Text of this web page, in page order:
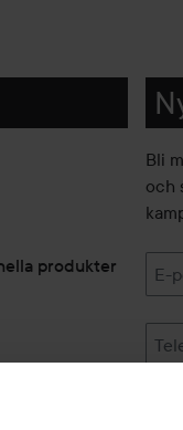
produkter
Bli
och
E-